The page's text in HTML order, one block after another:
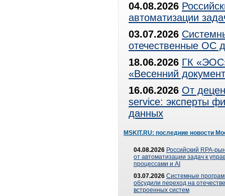
04.08.2026
автоматизации
03.07.2026
отечественные ОС
18.06.2026 ГК
«Весенний
16.06.2026 От
service: эксперты
данных
MSKIT.RU: последние новости
04.08.2026 Российский RPA-
от автоматизации задач к
процессами и AI
03.07.2026 Системные
обсудили переход на
встроенных систем